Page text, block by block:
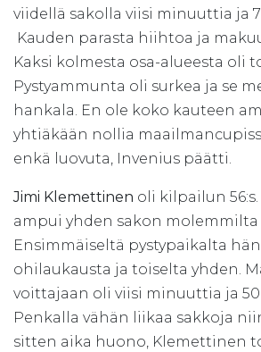
viidellä sakolla viisi minuuttia ja
Kauden parasta hiihtoa ja
Kaksi kolmesta osa-alueesta oli
Pystyammunta oli surkea ja se
hankala. En ole koko kauteen
yhtiäkään nollia
enkä luovuta, Invenius päätti.
Jimi Klemettinen oli kilpailun
ampui yhden sakon
Ensimmäiseltä pystypaikalta
ohilaukausta ja toiselta yhden.
voittajaan oli viisi minuuttia ja 50
Penkalla vähän liikaa sakkoja
sitten aika huono, Klemettinen